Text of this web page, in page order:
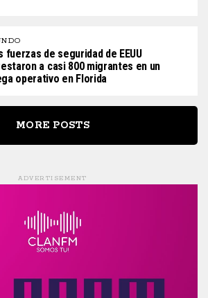
fuerzas de seguridad de EEUU
a casi 800 migrantes en un
operativo en Florida
MORE POSTS
ADVERTISEMENT